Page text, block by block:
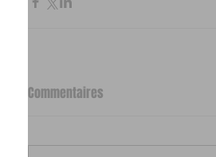
Commentaires